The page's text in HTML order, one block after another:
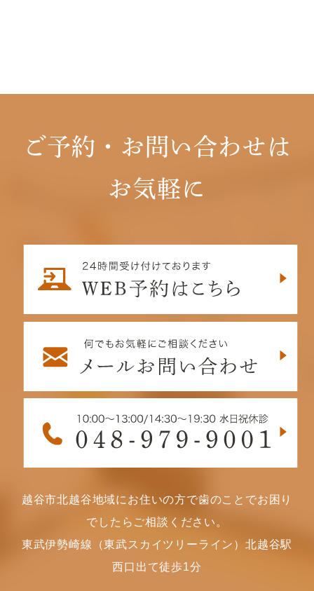
ご予約・お問い合わせは
お気軽に
越谷市北越谷地域にお住いの方で歯のことでお困り
でしたらご相談ください。
東武伊勢崎線（東武スカイツリーライン）北越谷駅
西口出て徒歩1分